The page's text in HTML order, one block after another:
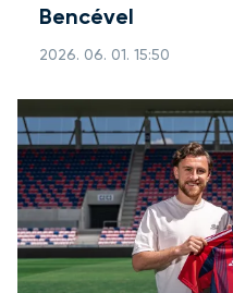
Bencével
2026. 06. 01. 15:50